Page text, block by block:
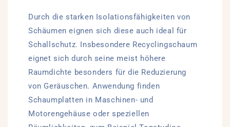
Durch die starken Isolationsfähigkeiten von
Schäumen eignen sich diese auch ideal für
Schallschutz. Insbesondere Recyclingschaum
eignet sich durch seine meist höhere
Raumdichte besonders für die Reduzierung
von Geräuschen. Anwendung finden
Schaumplatten in Maschinen- und
Motorengehäuse oder speziellen